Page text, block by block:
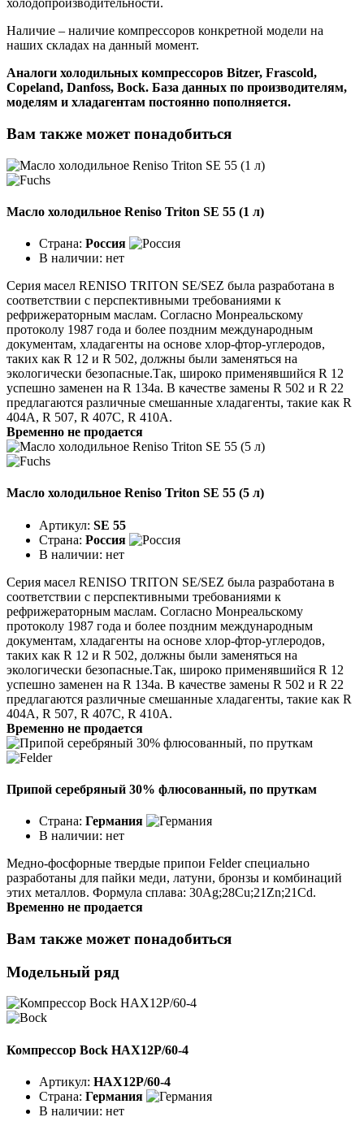
холодопроизводительности.
Наличие – наличие компрессоров конкретной модели на
наших складах на данный момент.
Аналоги холодильных компрессоров Bitzer, Frascold,
Copeland, Danfoss, Bock. База данных по производителям,
моделям и хладагентам постоянно пополняется.
Вам также может понадобиться
Масло холодильное Reniso Triton SE 55 (1 л)
Страна: Россия
В наличии: нет
Серия масел RENISO TRITON SE/SEZ была разработана в
соответствии с перспективными требованиями к
рефрижераторным маслам. Согласно Монреальскому
протоколу 1987 года и более поздним международным
документам, хладагенты на основе хлор-фтор-углеродов,
таких как R 12 и R 502, должны были заменяться на
экологически безопасные.Так, широко применявшийся R 12
успешно заменен на R 134a. В качестве замены R 502 и R 22
предлагаются различные смешанные хладагенты, такие как R
404A, R 507, R 407C, R 410A.
Временно не продается
Масло холодильное Reniso Triton SE 55 (5 л)
Артикул: SE 55
Страна: Россия
В наличии: нет
Серия масел RENISO TRITON SE/SEZ была разработана в
соответствии с перспективными требованиями к
рефрижераторным маслам. Согласно Монреальскому
протоколу 1987 года и более поздним международным
документам, хладагенты на основе хлор-фтор-углеродов,
таких как R 12 и R 502, должны были заменяться на
экологически безопасные.Так, широко применявшийся R 12
успешно заменен на R 134a. В качестве замены R 502 и R 22
предлагаются различные смешанные хладагенты, такие как R
404A, R 507, R 407C, R 410A.
Временно не продается
Припой серебряный 30% флюсованный, по пруткам
Страна: Германия
В наличии: нет
Медно-фосфорные твердые припои Felder специально
разработаны для пайки меди, латуни, бронзы и комбинаций
этих металлов. Формула сплава: 30Ag;28Cu;21Zn;21Cd.
Временно не продается
Вам также может понадобиться
Модельный ряд
Компрессор Bock HAX12P/60-4
Артикул: HAX12P/60-4
Страна: Германия
В наличии: нет